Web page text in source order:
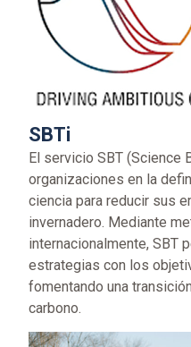
SBTi
El servicio SBT (Science
organizaciones en la
ciencia para reducir sus
invernadero. Mediante
internacionalmente, SBT
estrategias con los
fomentando una
carbono.